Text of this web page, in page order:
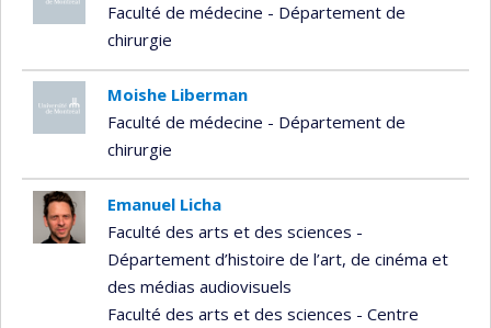
Faculté de médecine - Département de
chirurgie
Moishe Liberman
Faculté de médecine - Département de
chirurgie
Emanuel Licha
Faculté des arts et des sciences -
Département d’histoire de l’art, de cinéma et
des médias audiovisuels
Faculté des arts et des sciences - Centre